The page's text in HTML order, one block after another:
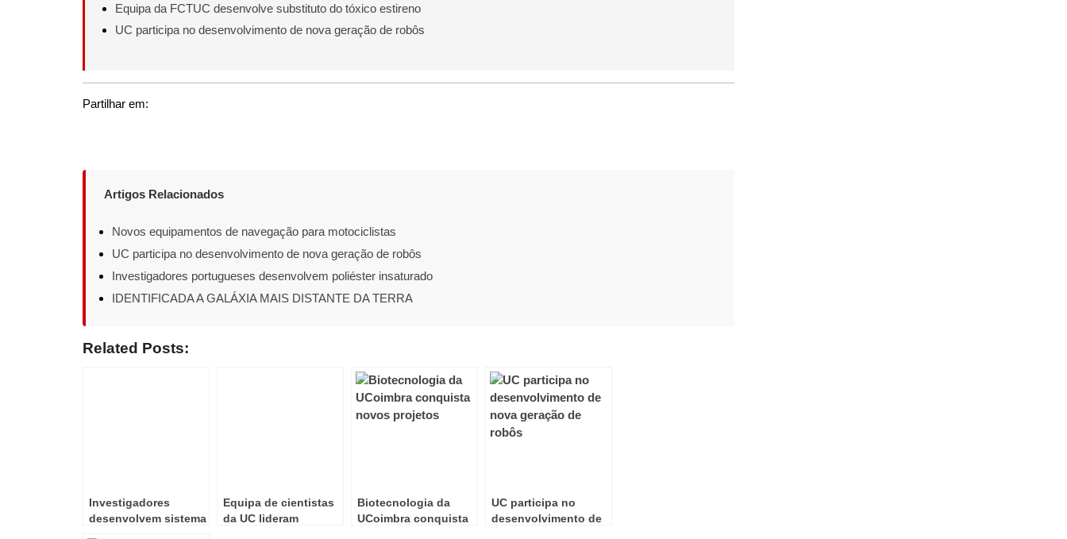
Equipa da FCTUC desenvolve substituto do tóxico estireno
UC participa no desenvolvimento de nova geração de robôs
Partilhar em:
Artigos Relacionados
Novos equipamentos de navegação para motociclistas
UC participa no desenvolvimento de nova geração de robôs
Investigadores portugueses desenvolvem poliéster insaturado
IDENTIFICADA A GALÁXIA MAIS DISTANTE DA TERRA
Related Posts:
Investigadores
desenvolvem sistema
Equipa de cientistas
da UC lideram
Biotecnologia da
UCoimbra conquista
UC participa no
desenvolvimento de